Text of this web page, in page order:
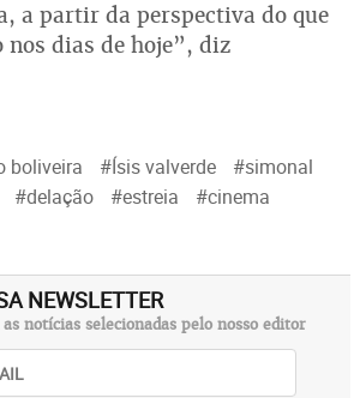
a partir da perspectiva do que
nos dias de hoje”, diz
boliveira #Ísis valverde
#simonal
#delação #estreia
#cinema
NEWSLETTER
notícias selecionadas pelo nosso editor